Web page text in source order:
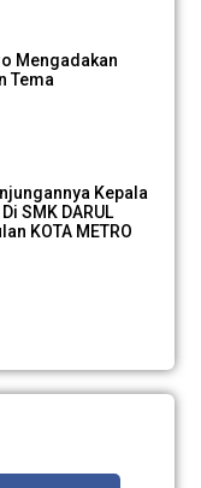
Mengadakan
Tema
Kepala
SMK DARUL
KOTA METRO